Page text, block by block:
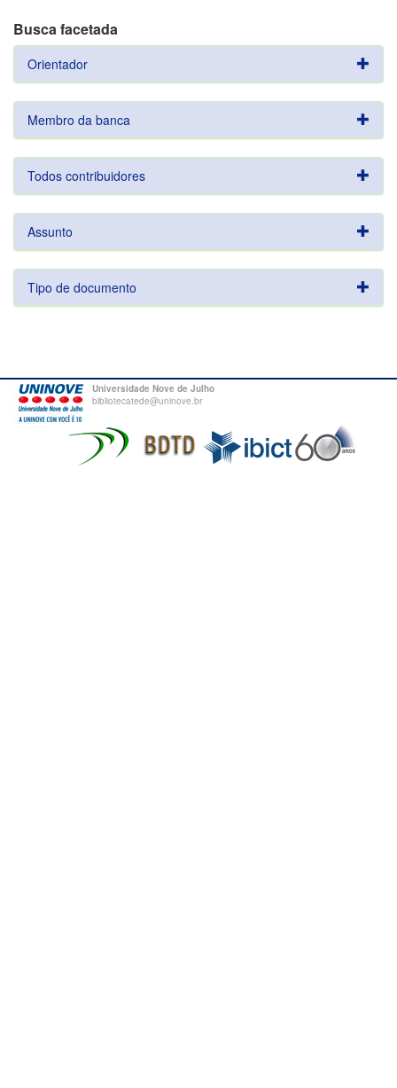
Busca facetada
Orientador
Membro da banca
Todos contribuidores
Assunto
Tipo de documento
Universidade Nove de Julho
bibliotecatede@uninove.br